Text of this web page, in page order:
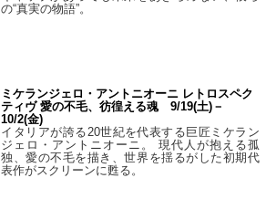
の“真実の物語”。
ミケランジェロ・アントニオーニ レトロスペク
ティヴ 愛の不毛、彷徨える魂 9/19(土)－
10/2(金)
イタリアが誇る20世紀を代表する巨匠ミケラン
ジェロ・アントニオーニ。 現代人が抱える孤
独、愛の不毛を描き、世界を揺るがした初期代
表作がスクリーンに甦る。